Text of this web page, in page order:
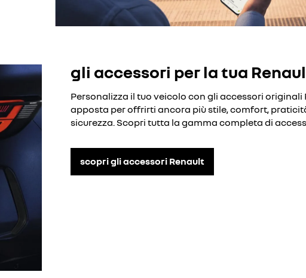
gli accessori per la tua
Personalizza il tuo veicolo con gli accessori originali
apposta per offrirti ancora più stile, comfort,
sicurezza. Scopri tutta la gamma completa di
scopri gli accessori Renault